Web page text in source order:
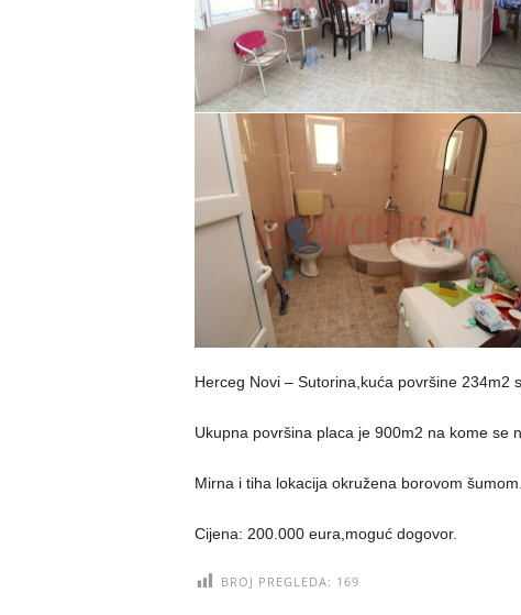
Herceg Novi – Sutorina,kuća površine 234m2
Ukupna površina placa je 900m2 na kome se
Mirna i tiha lokacija okružena borovom šumom.
Cijena: 200.000 eura,moguć dogovor.
BROJ PREGLEDA: 169